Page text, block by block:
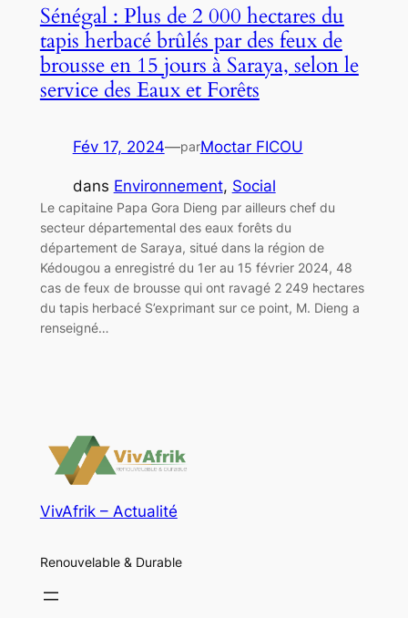
Sénégal : Plus de 2 000 hectares du
tapis herbacé brûlés par des feux de
brousse en 15 jours à Saraya, selon le
service des Eaux et Forêts
Fév 17, 2024—parMoctar FICOU
dans Environnement, Social
Le capitaine Papa Gora Dieng par ailleurs chef du
secteur départemental des eaux forêts du
département de Saraya, situé dans la région de
Kédougou a enregistré du 1er au 15 février 2024, 48
cas de feux de brousse qui ont ravagé 2 249 hectares
du tapis herbacé S’exprimant sur ce point, M. Dieng a
renseigné…
VivAfrik – Actualité
Renouvelable & Durable